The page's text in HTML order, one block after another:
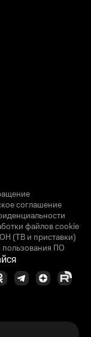
соглашение
файлов cookie
(ТВ и приставки)
ПО